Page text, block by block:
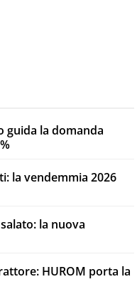
guida la domanda
la vendemmia 2026
la nuova
HUROM porta la